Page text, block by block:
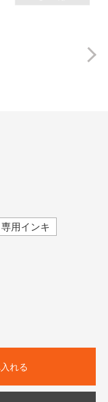
専用インキ
れる